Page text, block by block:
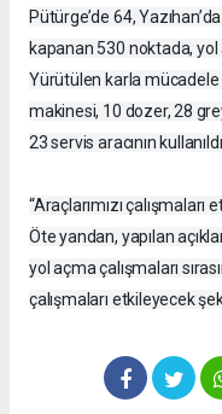
Pütürge’de 64,
kapanan 530 noktada, yol
Yürütülen karla mücadele
makinesi, 10 dozer, 28
23 servis aracının
“Araçlarımızı
Öte yandan, yapılan
yol açma çalışmaları
çalışmaları etkileyecek